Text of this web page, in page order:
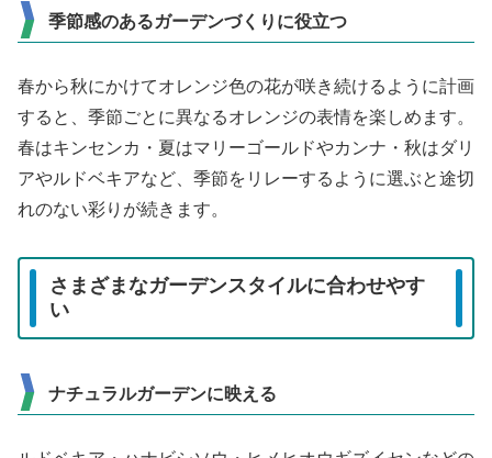
季節感のあるガーデンづくりに役立つ
春から秋にかけてオレンジ色の花が咲き続けるように計画
すると、季節ごとに異なるオレンジの表情を楽しめます。
春はキンセンカ・夏はマリーゴールドやカンナ・秋はダリ
アやルドベキアなど、季節をリレーするように選ぶと途切
れのない彩りが続きます。
さまざまなガーデンスタイルに合わせやす
い
ナチュラルガーデンに映える